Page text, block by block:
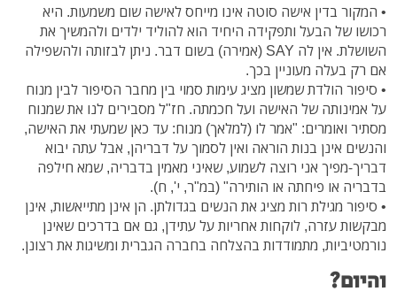
• המקור בדין אישה סוטה אינו מייחס לאישה שום משמעות. היא
רכושו של הבעל ותפקידה היחיד הוא להוליד ילדים ולהמשיך את
השושלת. אין לה SAY (אמירה) בשום דבר. ניתן לבזותה ולהשפילה
אם רק בעלה מעוניין בכך.
• סיפור הולדת שמשון מציג עימות סמוי בין מחבר הסיפור לבין מנוח
על אמינותה של האישה ועל חכמתה. חז"ל מסבירים לנו את שמנוח
מסתיר ואומרים: "אמר לו (למלאך) מנוח: עד כאן שמעתי את האישה,
והנשים אינן בנות הוראה ואין לסמוך על דבריהן, אבל עתה יבוא
דבריך-מפיך אני רוצה לשמוע, שאיני מאמין בדבריה, שמא חילפה
בדבריה או פיחתה או הותירה" (במ"ר, י', ח).
• סיפור מגילת רות מציג את הנשים בגדולתן. הן אינן מתייאשות, אינן
מבקשות עזרה, לוקחות אחריות על עתידן, גם אם בדרכים שאינן
נורמטיביות, מתמודדות בהצלחה בחברה הגברית ומשיגות את רצונן.
והיום?